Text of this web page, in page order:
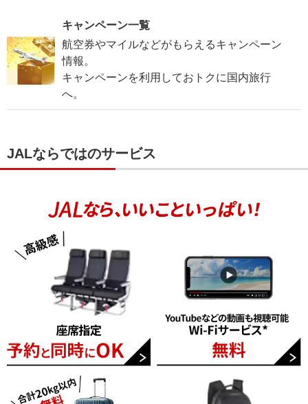
キャンペーン一覧
航空券やマイルなどがもらえるキャンペーン
情報。
キャンペーンを利用しておトクに国内旅行
へ。
JALならではのサービス